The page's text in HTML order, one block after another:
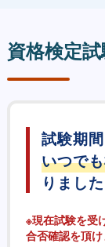
資格検定
試験期
いつで
りました
※現在試験を受
合否確認を頂け